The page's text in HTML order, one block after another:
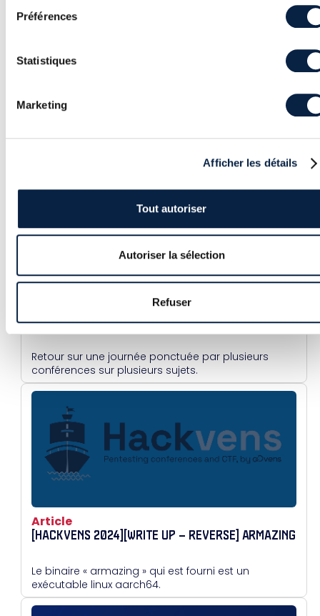
Préférences
Statistiques
Marketing
Afficher les détails
Tout autoriser
Autoriser la sélection
Refuser
CALENDRIER 2025 DES FORMATIONS EN
Au cours des dernières années, l’augmentation
incessante des risques en termes de cybersécurité
a transformé la possibilité de formation en une
LE HACKVENS 2024, RETOUR D’EXPÉRIENCE
Retour sur une journée ponctuée par plusieurs
conférences sur plusieurs sujets.
Article
[HACKVENS 2024][WRITE UP – REVERSE] ARMAZING
Le binaire « armazing » qui est fourni est un
exécutable linux aarch64.